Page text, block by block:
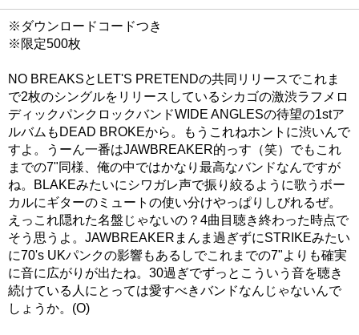
※ダウンロードコードつき
※限定500枚
NO BREAKSとLET'S PRETENDの共同リリースでこれま
で2枚のシングルをリリースしているシカゴの激渋ラフメロ
ディックパンクロックバンドWIDE ANGLESの待望の1stア
ルバムもDEAD BROKEから。もうこれねホントに渋いんで
すよ。うーん一番はJAWBREAKER的っす（笑）でもこれ
までの7"同様、俺の中ではかなり最高なバンドなんですが
ね。BLAKEみたいにシワガレ声で振り絞るように歌うボー
カルにギターのミュートの使い分けやっぱりしびれるぜ。
えっこれ隠れた名盤じゃないの？4曲目聴き終わった時点で
そう思うよ。JAWBREAKERまんま過ぎずにSTRIKEみたい
に70's UKパンクの影響もあるしでこれまでの7"よりも確実
に音に広がりが出たね。30過ぎでずっとこういう音を聴き
続けている人にとっては愛すべきバンドなんじゃないんで
しょうか。(O)